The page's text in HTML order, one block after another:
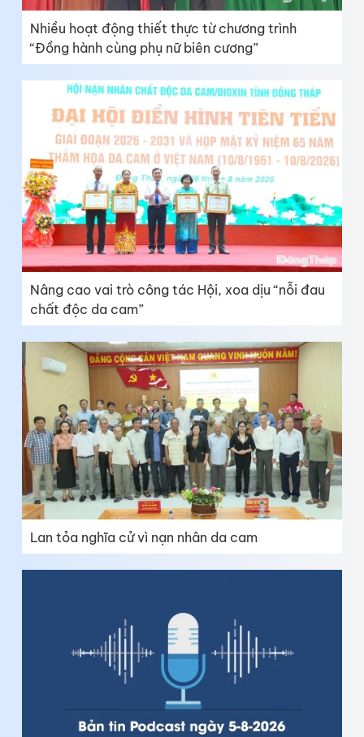
Nhiều hoạt động thiết thực từ chương trình
“Đồng hành cùng phụ nữ biên cương”
Nâng cao vai trò công tác Hội, xoa dịu “nỗi đau
chất độc da cam”
Lan tỏa nghĩa cử vì nạn nhân da cam